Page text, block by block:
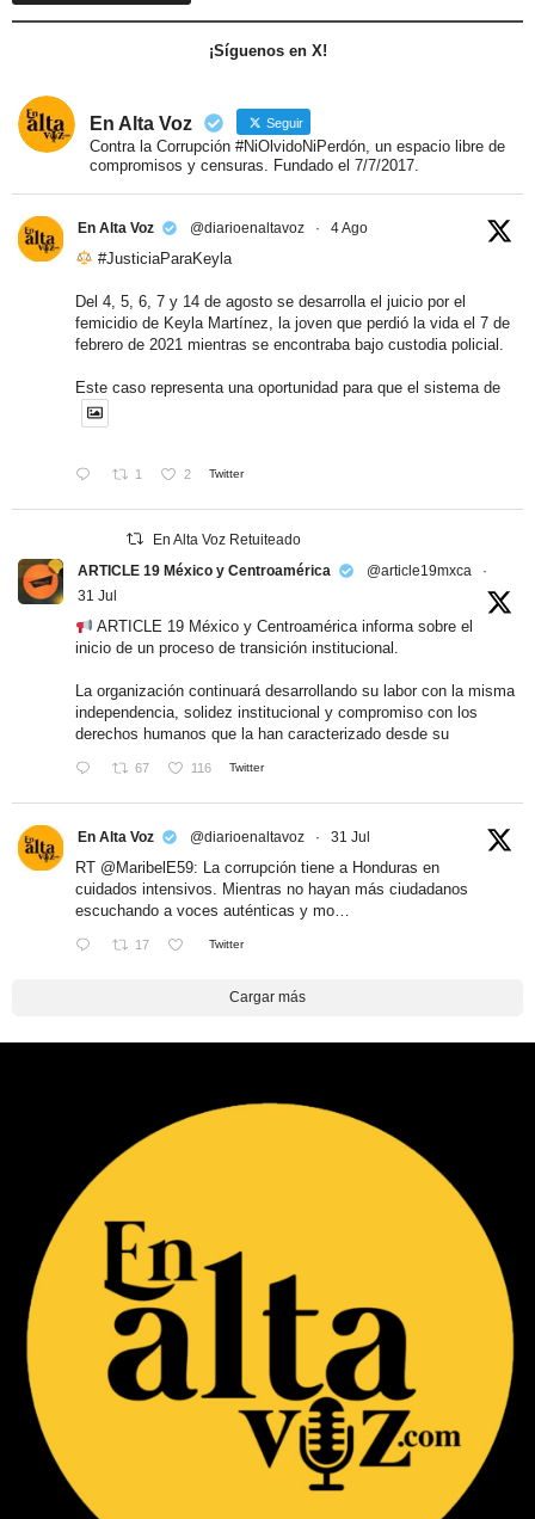
¡Síguenos en X!
En Alta Voz Seguir
Contra la Corrupción #NiOlvidoNiPerdón, un espacio libre de
compromisos y censuras. Fundado el 7/7/2017.
En Alta Voz @diarioenaltavoz · 4 Ago
#JusticiaParaKeyla
Del 4, 5, 6, 7 y 14 de agosto se desarrolla el juicio por el
femicidio de Keyla Martínez, la joven que perdió la vida el 7 de
febrero de 2021 mientras se encontraba bajo custodia policial.
Este caso representa una oportunidad para que el sistema de
1 2 Twitter
En Alta Voz Retuiteado
ARTICLE 19 México y Centroamérica
@article19mxca
·
31 Jul
ARTICLE 19 México y Centroamérica informa sobre el
inicio de un proceso de transición institucional.
La organización continuará desarrollando su labor con la misma
independencia, solidez institucional y compromiso con los
derechos humanos que la han caracterizado desde su
67 116 Twitter
En Alta Voz @diarioenaltavoz · 31 Jul
RT @MaribelE59: La corrupción tiene a Honduras en
cuidados intensivos. Mientras no hayan más ciudadanos
escuchando a voces auténticas y mo…
17 Twitter
Cargar más